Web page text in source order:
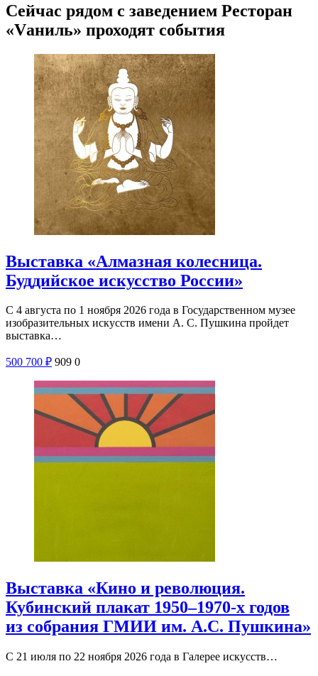
Сейчас рядом с заведением Ресторан
«Vаниль» проходят события
Выставка «Алмазная колесница.
Буддийское искусство России»
С 4 августа по 1 ноября 2026 года в Государственном музее
изобразительных искусств имени А. С. Пушкина пройдет
выставка…
500 700 ₽ 909 0
Выставка «Кино и революция.
Кубинский плакат 1950–1970-х годов
из собрания ГМИИ им. А.С. Пушкина»
С 21 июля по 22 ноября 2026 года в Галерее искусств…